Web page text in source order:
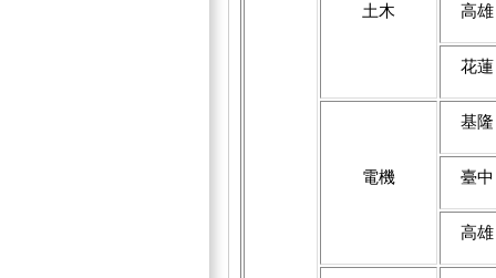
土木 高雄
花蓮
電機
基隆
臺中
高雄